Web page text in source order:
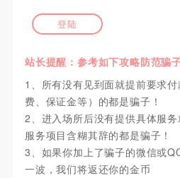
登陆
站长提醒：参考如下攻略防范骗
1、所有没有见到面就提前要求
费、保证金等）的都是骗子！
2、进入场所后没有提供具体服
服务项目含糊其辞的都是骗子！
3、如果你加上了骗子的微信或
一波，我们将返还你的金币